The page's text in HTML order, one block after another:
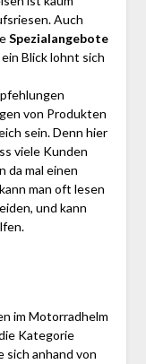
Auch
Spezialangebote
Blick lohnt sich
von Produkten
sein. Denn hier
viele Kunden
da mal einen
man oft lesen
und kann
im Motorradhelm
Kategorie
sich anhand von